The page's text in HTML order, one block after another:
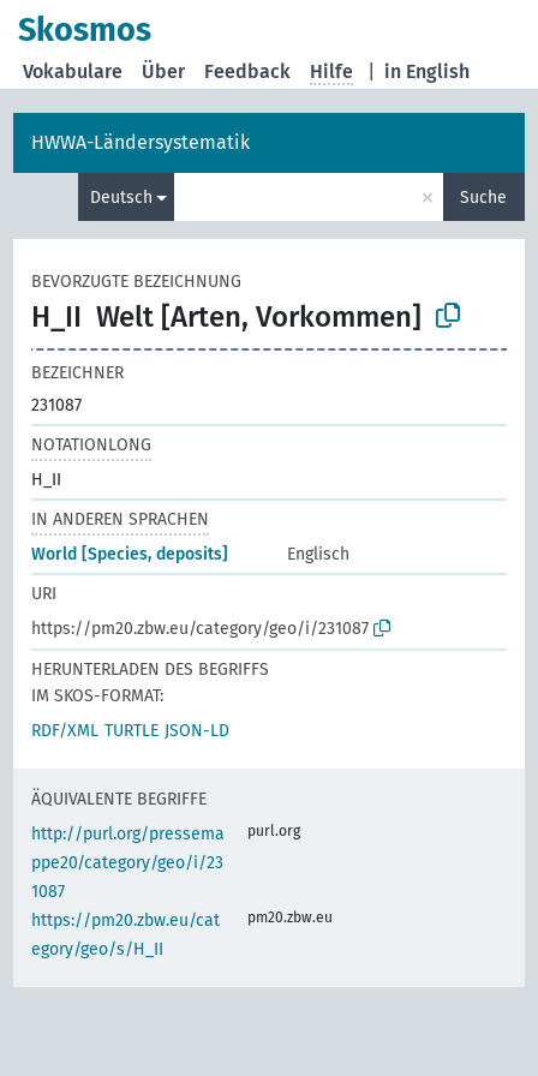
Skosmos
in English
Vokabulare Über Feedback Hilfe
HWWA-Ländersystematik
Deutsch × Suche
BEVORZUGTE BEZEICHNUNG
H_II Welt [Arten, Vorkommen]
BEZEICHNER
231087
NOTATIONLONG
H_II
IN ANDEREN SPRACHEN
World [Species, deposits]
Englisch
URI
https://pm20.zbw.eu/category/geo/i/231087
HERUNTERLADEN DES BEGRIFFS
IM SKOS-FORMAT:
RDF/XML TURTLE JSON-LD
ÄQUIVALENTE BEGRIFFE
http://purl.org/pressema
ppe20/category/geo/i/23
1087
purl.org
https://pm20.zbw.eu/cat
egory/geo/s/H_II
pm20.zbw.eu